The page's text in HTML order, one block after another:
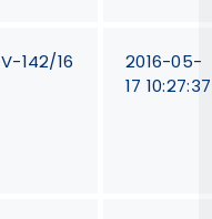
V-142/16
2016-05-
17 10:27:37